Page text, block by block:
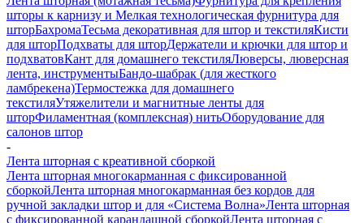
шторы к карнизу и Мелкая технологическая фурнитура для
шторБахромаТесьма декоративная для штор и текстиляКисти
для шторПодхваты для шторДержатели и крючки для штор и
подхватовКант для домашнего текстиляЛюверсы, люверсная
лента, инструментыБандо-шабрак (для жесткого
ламбрекена)Термостежка для домашнего
текстиляУтяжелители и магнитные ленты для
шторФиламентная (комплексная) нитьОборудование для
салонов штор
-
Лента шторная с креативной сборкой
Лента шторная многокарманная с фиксированной
сборкойЛента шторная многокарманная без кордов для
ручной закладки штор и для «Система Волна»Лента шторная
с фиксированной карандашной сборкойЛента шторная с